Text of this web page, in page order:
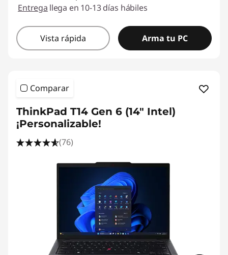
Entrega llega en 10-13 días hábiles
Vista rápida Arma tu PC
Comparar
ThinkPad T14 Gen 6 (14" Intel)
¡Personalizable!
(76)